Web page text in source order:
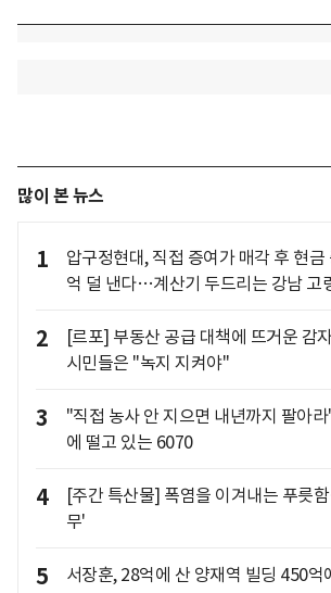
많이 본 뉴스
1
압구정현대, 직접 증여가 매각 후 현
억 덜 낸다…계산기 두드리는 강남 고
2
[르포] 부동산 공급 대책에 뜨거운 감
시민들은 "녹지 지켜야"
3
"직접 농사 안 지으면 내년까지 팔아
에 떨고 있는 6070
4
[주간 특산물] 폭염을 이겨내는 푸릇
무'
5 서장훈, 28억에 산 양재역 빌딩 450억